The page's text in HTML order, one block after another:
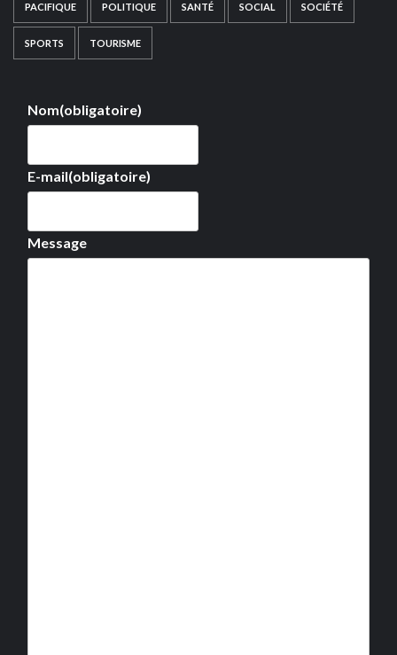
PACIFIQUE POLITIQUE SANTÉ SOCIAL SOCIÉTÉ
SPORTS TOURISME
Nom(obligatoire)
E-mail(obligatoire)
Message